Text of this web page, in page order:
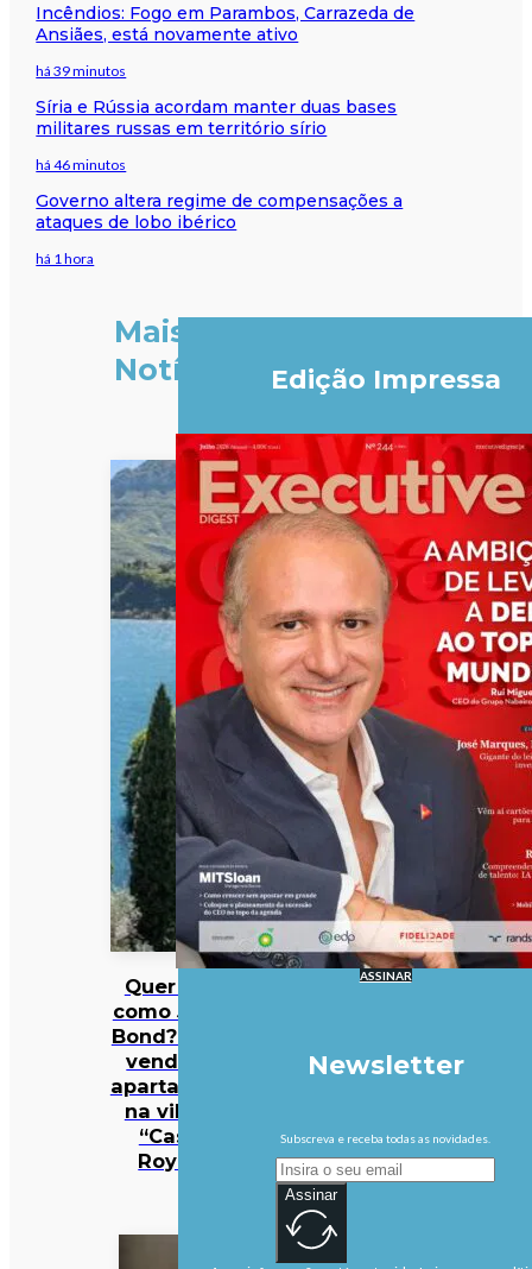
Incêndios: Fogo em Parambos, Carrazeda de
Ansiães, está novamente ativo
há 39 minutos
Síria e Rússia acordam manter duas bases
militares russas em território sírio
há 46 minutos
Governo altera regime de compensações a
ataques de lobo ibérico
há 1 hora
Mais
Notícias
Quer viver
como James
Bond? Está à
venda um
apartamento
na villa de
“Casino
Royale”
Edição Impressa
ASSINAR
Newsletter
Subscreva e receba todas as novidades.
Assinar